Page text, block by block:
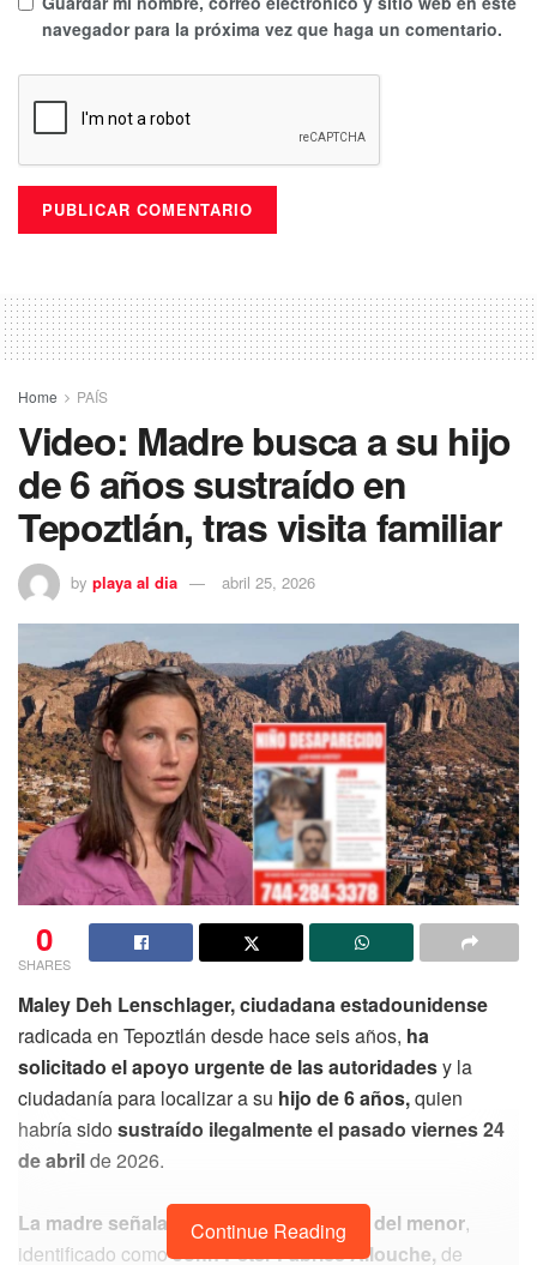
navegador para la próxima vez que haga un comentario.
Home PAÍS
Video: Madre busca a su hijo
de 6 años sustraído en
Tepoztlán, tras visita familiar
by playa al dia abril 25, 2026
0
SHARES
Maley Deh Lenschlager, ciudadana estadounidense
radicada en Tepoztlán desde hace seis años, ha
solicitado el apoyo urgente de las autoridadesy la
ciudadanía para localizar a su hijo de 6 años,quien
habría sido sustraído ilegalmente el pasado viernes 24
de abrilde 2026.
La madre señala directamente al padre del menor,
identificado comoJohn Peter Fabrice Allouche, de
Continue Reading